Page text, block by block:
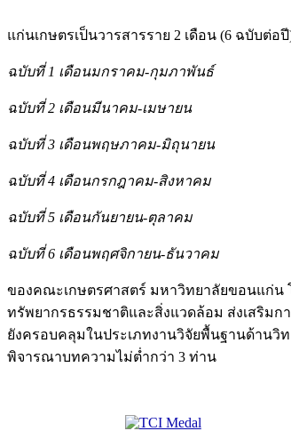
แก่นเกษตรเป็นวารสารราย 2 เดือน (6 ฉบับต่อ
ฉบับที่ 1 เดือนมกราคม-กุมภาพันธ์
ฉบับที่ 2 เดือนมีนาคม-เมษายน
ฉบับที่ 3 เดือนพฤษภาคม-มิถุนายน
ฉบับที่ 4 เดือนกรกฎาคม-สิงหาคม
ฉบับที่ 5 เดือนกันยายน-ตุลาคม
ฉบับที่ 6 เดือนพฤศจิกายน-ธันวาคม
ของคณะเกษตรศาสตร์ มหาวิทยาลัยขอนแก่น
ทรัพยากรธรรมชาติและสิ่งแวดล้อม ส่งเสริมก
ยังครอบคลุมในประเภทงานวิจัยพื้นฐานด้านวิท
พิจารณาบทความไม่ต่ำกว่า 3 ท่าน